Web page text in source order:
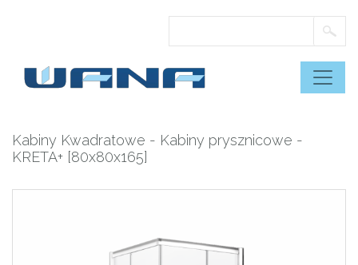
Kabiny Kwadratowe - Kabiny prysznicowe -
KRETA+ [80x80x165]